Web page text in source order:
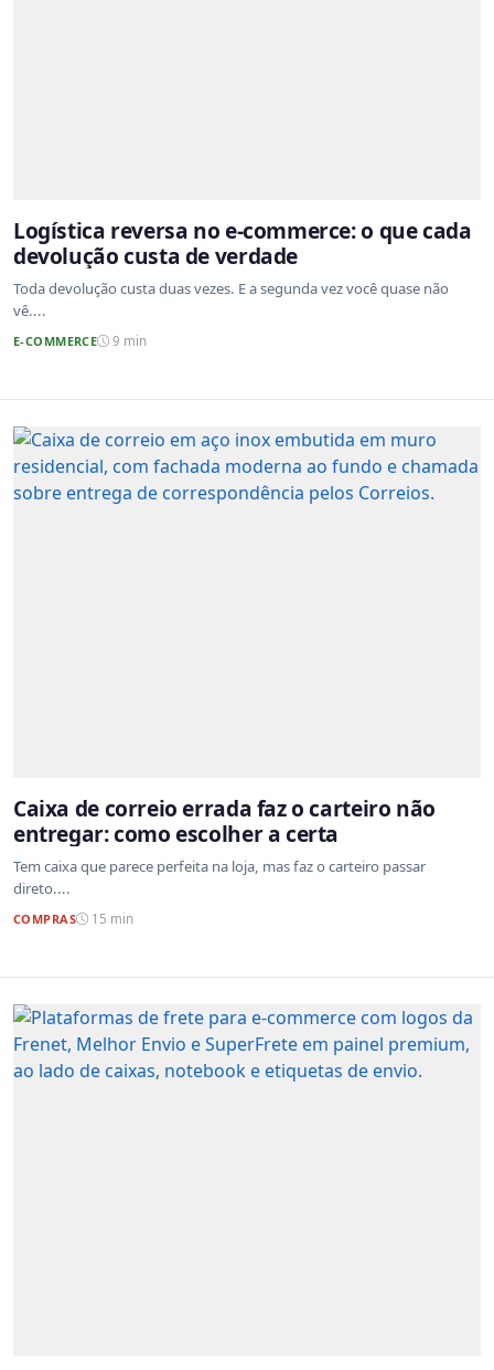
Logística reversa no e-commerce: o que cada
devolução custa de verdade
Toda devolução custa duas vezes. E a segunda vez você quase não
vê....
E-COMMERCE 9 min
Caixa de correio errada faz o carteiro não
entregar: como escolher a certa
Tem caixa que parece perfeita na loja, mas faz o carteiro passar
direto....
COMPRAS 15 min